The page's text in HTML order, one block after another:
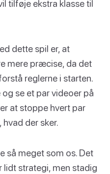
tilføje ekstra klasse til
dette spil er, at
mere præcise, da det
reglerne i starten.
se et par videoer på
at stoppe hvert par
der sker.
så meget som os. Det
lidt strategi, men stadig